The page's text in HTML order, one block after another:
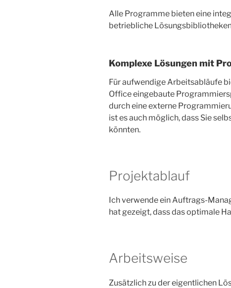
Alle Programme bieten eine
betriebliche
Komplexe Lösungen mit
Für aufwendige Arbeitsabläufe
Office eingebaute
durch eine externe
ist es auch möglich, dass Sie
könnten.
Projektablauf
Ich verwende ein Auftrags-
hat gezeigt, dass das optimale
Arbeitsweise
Zusätzlich zu der eigentlichen